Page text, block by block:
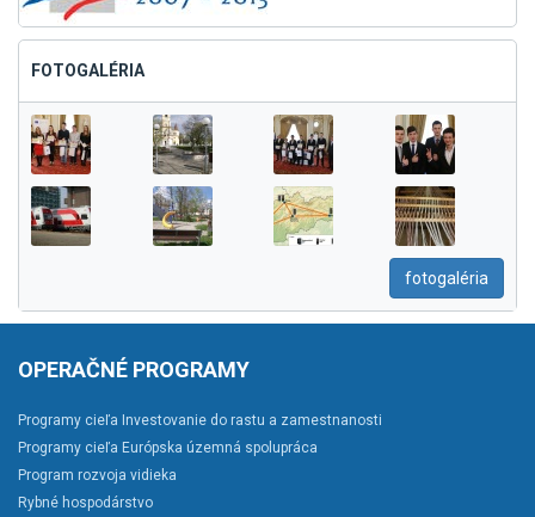
FOTOGALÉRIA
fotogaléria
OPERAČNÉ PROGRAMY
Programy cieľa Investovanie do rastu a zamestnanosti
Programy cieľa Európska územná spolupráca
Program rozvoja vidieka
Rybné hospodárstvo